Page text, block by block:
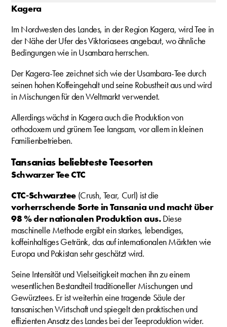
Kagera
Im Nordwesten des Landes, in der Region Kagera, wird Tee in
der Nähe der Ufer des Viktoriasees angebaut, wo ähnliche
Bedingungen wie in Usambara herrschen.
Der Kagera-Tee zeichnet sich wie der Usambara-Tee durch
seinen hohen Koffeingehalt und seine Robustheit aus und wird
in Mischungen für den Weltmarkt verwendet.
Allerdings wächst in Kagera auch die Produktion von
orthodoxem und grünem Tee langsam, vor allem in kleinen
Familienbetrieben.
Tansanias beliebteste Teesorten
Schwarzer Tee CTC
CTC-Schwarztee (Crush, Tear, Curl) ist die
vorherrschende Sorte in Tansania und macht über
98 % der nationalen Produktion aus.Diese
maschinelle Methode ergibt ein starkes, lebendiges,
koffeinhaltiges Getränk, das auf internationalen Märkten wie
Europa und Pakistan sehr geschätzt wird.
Seine Intensität und Vielseitigkeit machen ihn zu einem
wesentlichen Bestandteil traditioneller Mischungen und
Gewürztees. Er ist weiterhin eine tragende Säule der
tansanischen Wirtschaft und spiegelt den praktischen und
effizienten Ansatz des Landes bei der Teeproduktion wider.